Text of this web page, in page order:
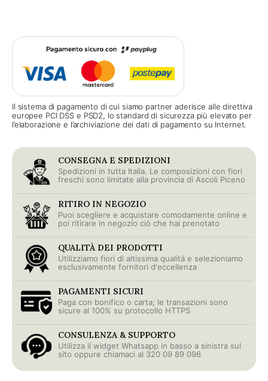
Il sistema di pagamento di cui siamo partner aderisce alle direttiva
europee PCI DSS e PSD2, lo standard di sicurezza più elevato per
l’elaborazione e l’archiviazione dei dati di pagamento su Internet.
CONSEGNA E SPEDIZIONI
Spedizioni in tutta Italia. Le composizioni con fiori
freschi sono limitate alla provincia di Ascoli Piceno
RITIRO IN NEGOZIO
Puoi scegliere e acquistare comodamente online e
poi ritirare in negozio ciò che hai prenotato
QUALITÀ DEI PRODOTTI
Utilizziamo fiori di altissima qualità e selezioniamo
esclusivamente fornitori d'eccellenza
PAGAMENTI SICURI
Paga con bonifico o carta; le transazioni sono
sicure al 100% su protocollo HTTPS
CONSULENZA & SUPPORTO
Utilizza il widget Whatsapp in basso a sinistra sul
sito oppure chiamaci al 320 09 89 096